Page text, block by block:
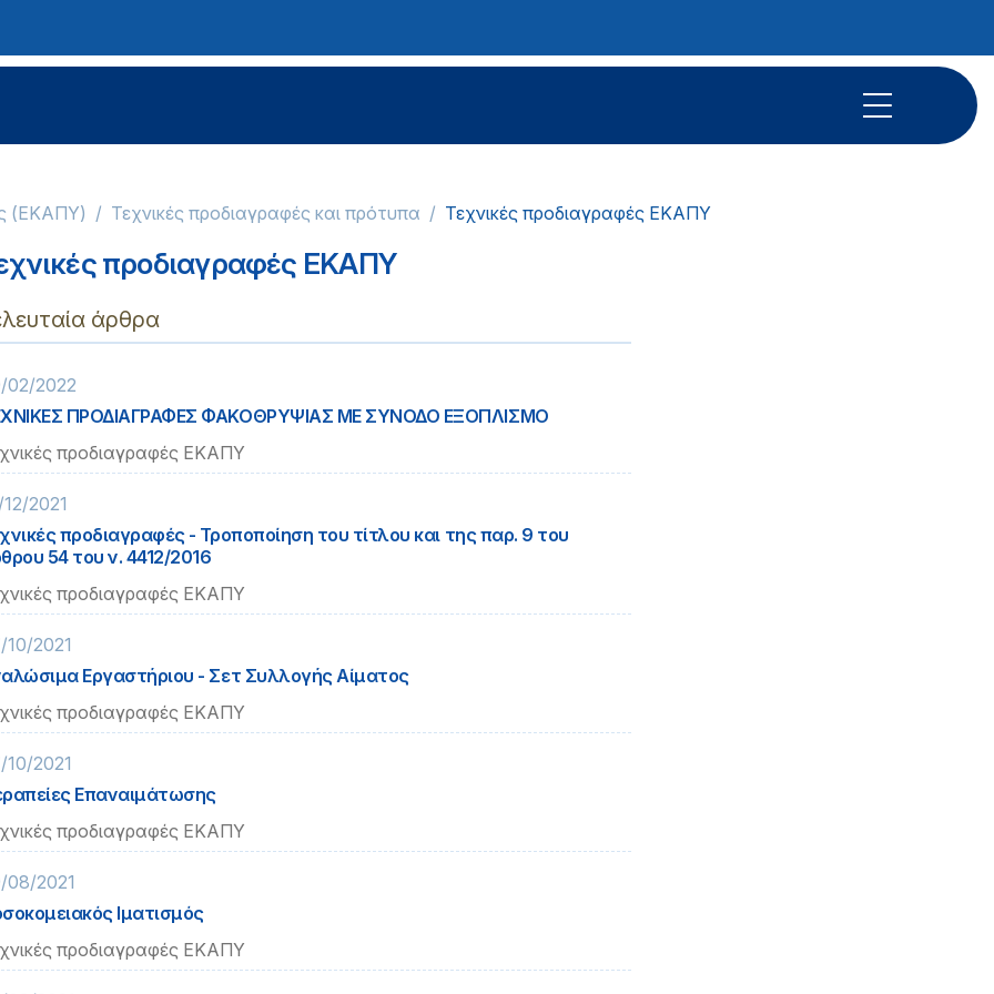
(ΕΚΑΠΥ) Τεχνικές προδιαγραφές και πρότυπα Τεχνικές προδιαγραφές ΕΚΑΠΥ
προδιαγραφές ΕΚΑΠΥ
άρθρα
02/2022
ΠΡΟΔΙΑΓΡΑΦΕΣ ΦΑΚΟΘΡΥΨΙΑΣ ΜΕ ΣΥΝΟΔΟ ΕΞΟΠΛΙΣΜΟ
προδιαγραφές ΕΚΑΠΥ
2021
προδιαγραφές - Τροποποίηση του τίτλου και της παρ. 9 του
54 του ν. 4412/2016
προδιαγραφές ΕΚΑΠΥ
10/2021
Εργαστήριου - Σετ Συλλογής Αίματος
προδιαγραφές ΕΚΑΠΥ
10/2021
Επαναιμάτωσης
προδιαγραφές ΕΚΑΠΥ
08/2021
Ιματισμός
προδιαγραφές ΕΚΑΠΥ